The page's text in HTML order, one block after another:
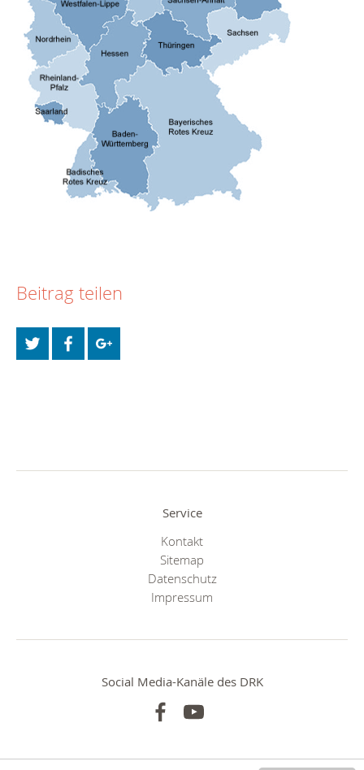
Beitrag teilen
Service
Kontakt
Sitemap
Datenschutz
Impressum
Social Media-Kanäle des DRK